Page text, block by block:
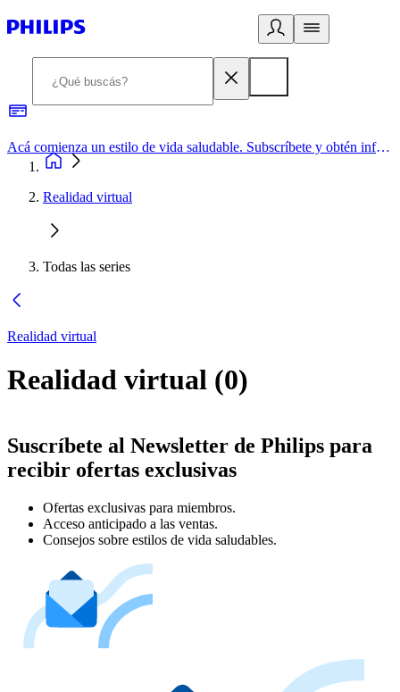
Acá comienza un estilo de vida saludable. Subscríbete y obtén información de primera mano
Realidad virtual
Todas las series
Realidad virtual
Realidad virtual (0)
Suscríbete al Newsletter de Philips para
recibir ofertas exclusivas
Ofertas exclusivas para miembros.
Acceso anticipado a las ventas.
Consejos sobre estilos de vida saludables.